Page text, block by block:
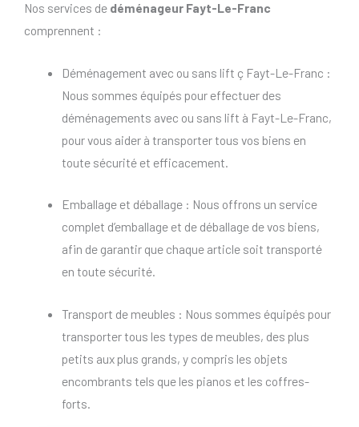
Nos services de déménageur Fayt-Le-Franc
comprennent :
Déménagement avec ou sans lift ç Fayt-Le-Franc :
Nous sommes équipés pour effectuer des
déménagements avec ou sans lift à Fayt-Le-Franc,
pour vous aider à transporter tous vos biens en
toute sécurité et efficacement.
Emballage et déballage : Nous offrons un service
complet d’emballage et de déballage de vos biens,
afin de garantir que chaque article soit transporté
en toute sécurité.
Transport de meubles : Nous sommes équipés pour
transporter tous les types de meubles, des plus
petits aux plus grands, y compris les objets
encombrants tels que les pianos et les coffres-
forts.